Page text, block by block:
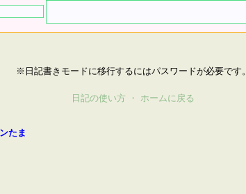
※日記書きモードに移行するにはパスワードが必要です。
日記の使い方 ・ ホームに戻る
たま